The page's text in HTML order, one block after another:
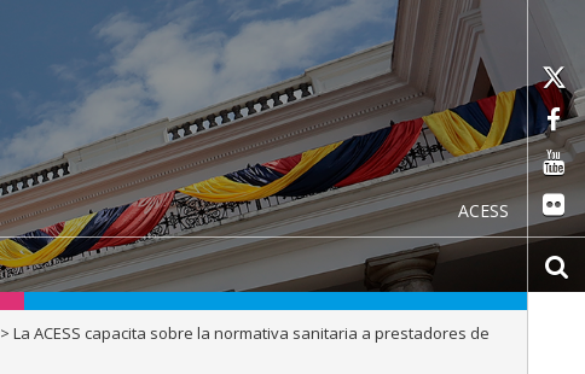
ACESS
>La ACESS capacita sobre la normativa sanitaria a prestadores de